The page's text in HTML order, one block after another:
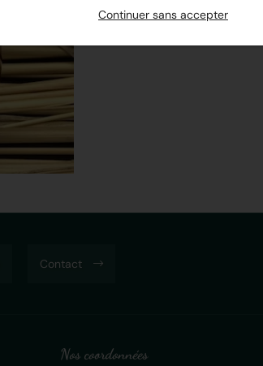
Contact
Nos coordonnées
Continuer sans accepter